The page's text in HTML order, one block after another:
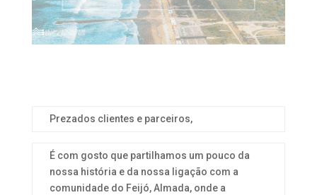
Prezados clientes e parceiros,
É com gosto que partilhamos um pouco da
nossa história e da nossa ligação com a
comunidade do Feijó, Almada, onde a